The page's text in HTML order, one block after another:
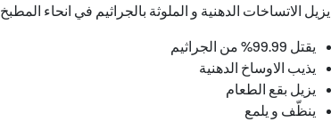
يزيل الاتساخات الدهنية و الملوثة بالجراثيم في انحاء المطبخ.
يقتل 99.99% من الجراثيم
يذيب الاوساخ الدهنية
يزيل بقع الطعام
ينظّف و يلمع